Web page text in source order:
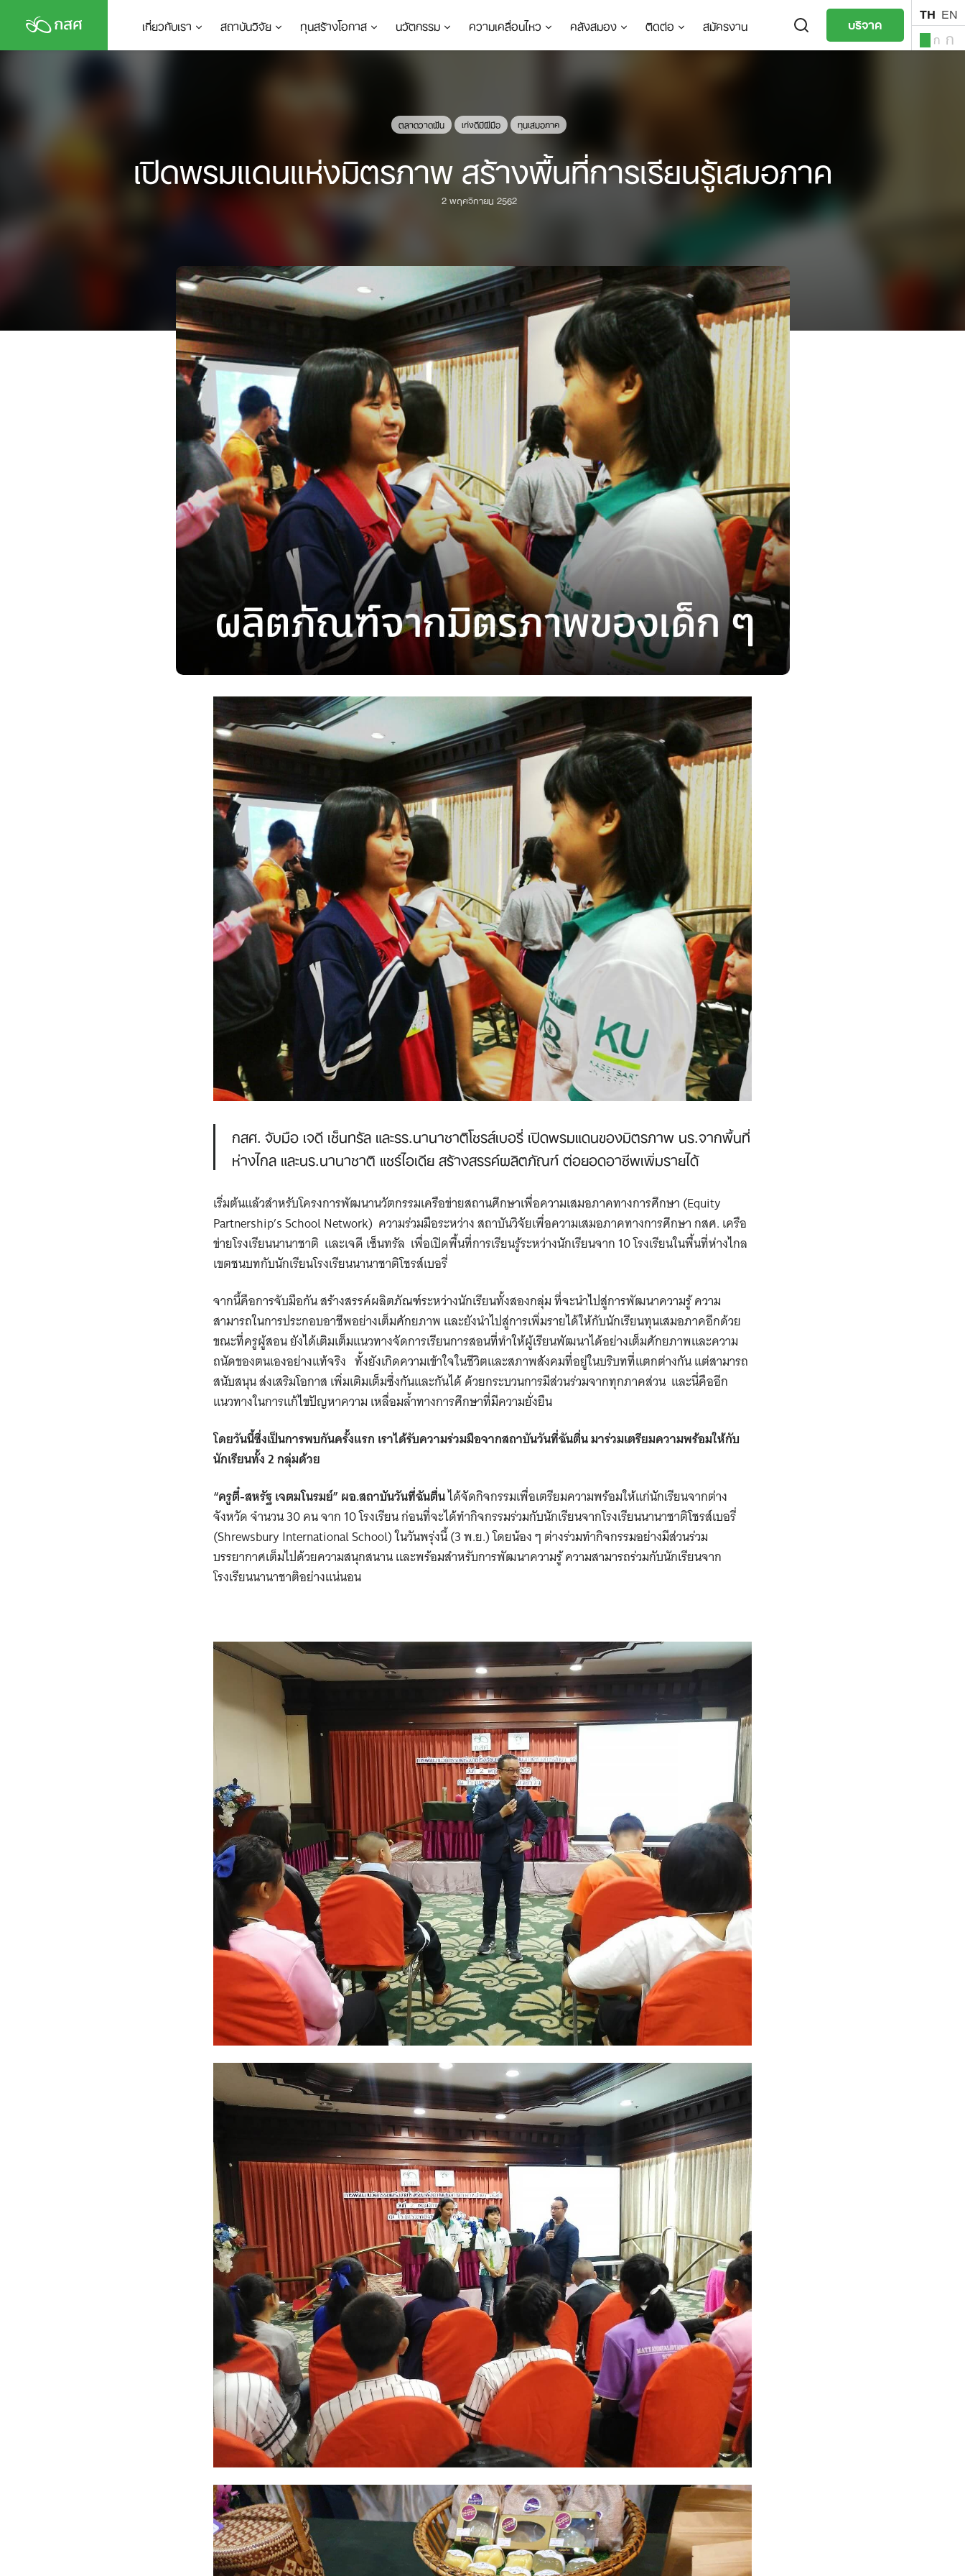
content
เกี่ยวกับเรา สถาบันวิจัย ทุนสร้างโอกาส นวัตกรรม ความเคลื่อนไหว คลังสมอง ติดต่อ สมัครงาน บริจาค TH EN
ก ก
ตลาดวาดฝัน เก่งดีมีฝีมือ ทุนเสมอภาค
เปิดพรมแดนแห่งมิตรภาพ สร้างพื้นที่การเรียนรู้เสมอภาค
2 พฤศจิกายน 2562
กสศ. จับมือ เจดี เซ็นทรัล และรร.นานาชาติโชรส์เบอรี่ เปิดพรมแดนของมิตรภาพ นร.จากพื้นที่
ห่างไกล และนร.นานาชาติ แชร์ไอเดีย สร้างสรรค์ผลิตภัณฑ์ ต่อยอดอาชีพเพิ่มรายได้
เริ่มต้นแล้วสำหรับโครงการพัฒนานวัตกรรมเครือข่ายสถานศึกษาเพื่อความเสมอภาคทางการศึกษา (Equity
Partnership’s School Network) ความร่วมมือระหว่าง สถาบันวิจัยเพื่อความเสมอภาคทางการศึกษา กสศ. เครือ
ข่ายโรงเรียนนานาชาติ และเจดี เซ็นทรัล เพื่อเปิดพื้นที่การเรียนรู้ระหว่างนักเรียนจาก 10 โรงเรียนในพื้นที่ห่างไกล
เขตชนบทกับนักเรียนโรงเรียนนานาชาติโชรส์เบอรี่
จากนี้คือการจับมือกัน สร้างสรรค์ผลิตภัณฑ์ระหว่างนักเรียนทั้งสองกลุ่ม ที่จะนำไปสู่การพัฒนาความรู้ ความ
สามารถในการประกอบอาชีพอย่างเต็มศักยภาพ และยังนำไปสู่การเพิ่มรายได้ให้กับนักเรียนทุนเสมอภาคอีกด้วย
ขณะที่ครูผู้สอน ยังได้เติมเต็มแนวทางจัดการเรียนการสอนที่ทําให้ผู้เรียนพัฒนาได้อย่างเต็มศักยภาพและความ
ถนัดของตนเองอย่างแท้จริง ทั้งยังเกิดความเข้าใจในชีวิตและสภาพสังคมที่อยู่ในบริบทที่แตกต่างกัน แต่สามารถ
สนับสนุน ส่งเสริมโอกาส เพิ่มเติมเต็มซึ่งกันและกันได้ ด้วยกระบวนการมีส่วนร่วมจากทุกภาคส่วน และนี่คืออีก
แนวทางในการแก้ไขปัญหาความ เหลื่อมล้ำทางการศึกษาที่มีความยั่งยืน
โดยวันนี้ซึ่งเป็นการพบกันครั้งแรก เราได้รับความร่วมมือจากสถาบันวันที่ฉันตื่น มาร่วมเตรียมความพร้อมให้กับ
นักเรียนทั้ง2 กลุ่มด้วย
“ครูตี๋-สหรัฐ เจตมโนรมย์” ผอ.สถาบันวันที่ฉันตื่นได้จัดกิจกรรมเพื่อเตรียมความพร้อมให้แก่นักเรียนจากต่าง
จังหวัด จำนวน 30 คน จาก 10 โรงเรียน ก่อนที่จะได้ทำกิจกรรมร่วมกับนักเรียนจากโรงเรียนนานาชาติโชรส์เบอรี่
(Shrewsbury International School) ในวันพรุ่งนี้ (3 พ.ย.) โดยน้อง ๆ ต่างร่วมทำกิจกรรมอย่างมีส่วนร่วม
บรรยากาศเต็มไปด้วยความสนุกสนาน และพร้อมสำหรับการพัฒนาความรู้ ความสามารถร่วมกับนักเรียนจาก
โรงเรียนนานาชาติอย่างแน่นอน